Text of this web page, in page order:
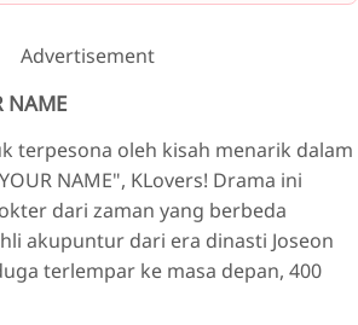
Advertisement
NAME
terpesona oleh kisah menarik dalam
NAME", KLovers! Drama ini
dari zaman yang berbeda
akupuntur dari era dinasti Joseon
terlempar ke masa depan, 400